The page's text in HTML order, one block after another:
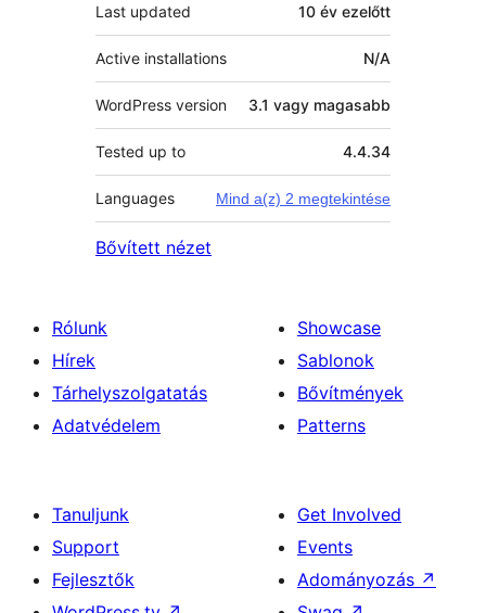
Last updated 10 év ezelőtt
Active installations N/A
WordPress version 3.1 vagy magasabb
Tested up to 4.4.34
Languages Mind a(z) 2 megtekintése
Bővített nézet
Rólunk
Hírek
Tárhelyszolgatatás
Adatvédelem
Showcase
Sablonok
Bővítmények
Patterns
Tanuljunk
Support
Fejlesztők
Get Involved
Events
Adományozás ↗